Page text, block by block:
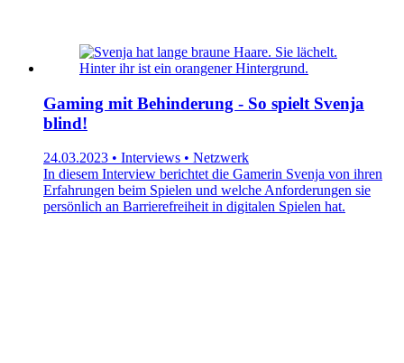
Gaming mit Behinderung - So spielt Svenja
blind!
24.03.2023 • Interviews • Netzwerk
In diesem Interview berichtet die Gamerin Svenja von ihren
Erfahrungen beim Spielen und welche Anforderungen sie
persönlich an Barrierefreiheit in digitalen Spielen hat.